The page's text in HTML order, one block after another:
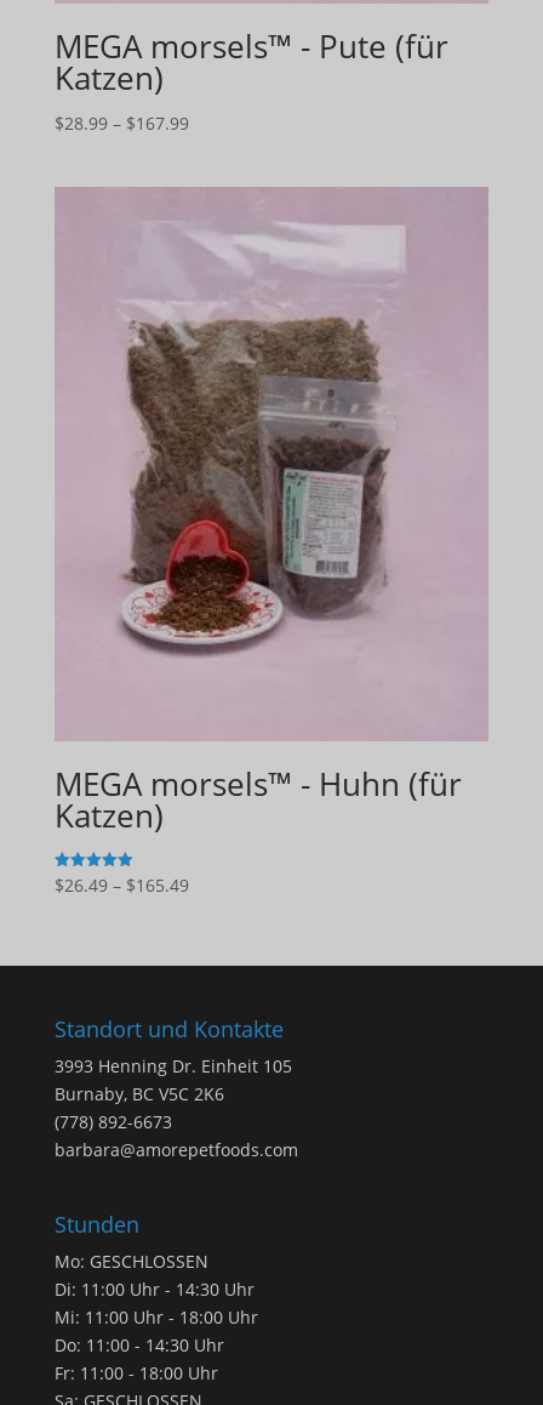
MEGA morsels™ - Pute (für
Katzen)
$28.99 – $167.99Preisspanne:
MEGA morsels™ - Huhn (für
Katzen)
5
von 5
$26.49 – $165.49Preisspanne:
$165.49
Standort und Kontakte
3993 Henning Dr. Einheit 105
Burnaby, BC V5C 2K6
(778) 892-6673
barbara@amorepetfoods.com
Stunden
Mo: GESCHLOSSEN
Di: 11:00 Uhr - 14:30 Uhr
Mi: 11:00 Uhr - 18:00 Uhr
Do: 11:00 - 14:30 Uhr
Fr: 11:00 - 18:00 Uhr